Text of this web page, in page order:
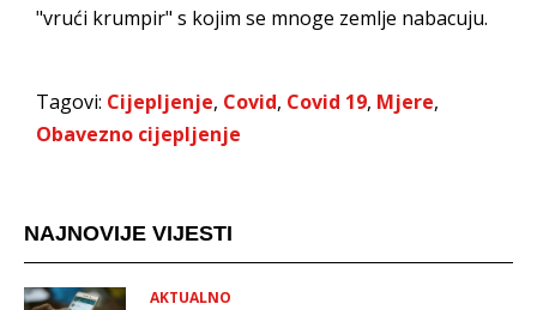
"vrući krumpir" s kojim se mnoge zemlje nabacuju.
Tagovi: Cijepljenje, Covid, Covid 19, Mjere,
Obavezno cijepljenje
NAJNOVIJE VIJESTI
AKTUALNO